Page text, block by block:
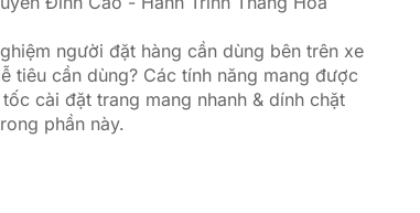
người đặt hàng cần dùng bên trên xe
tiêu cần dùng? Các tính năng mang được
cài đặt trang mang nhanh & dính chặt
phần này.